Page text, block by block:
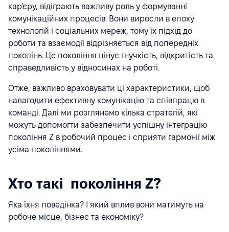
кар'єру, відіграють важливу роль у формуванні
комунікаційних процесів. Вони виросли в епоху
технологій і соціальних мереж, тому їх підхід до
роботи та взаємодії відрізняється від попередніх
поколінь. Це покоління цінує гнучкість, відкритість та
справедливість у відносинах на роботі.
Отже, важливо враховувати ці характеристики, щоб
налагодити ефективну комунікацію та співпрацю в
команді. Далі ми розглянемо кілька стратегій, які
можуть допомогти забезпечити успішну інтеграцію
покоління Z в робочий процес і сприяти гармонії між
усіма поколіннями.
Хто такі покоління Z?
Яка їхня поведінка? І який вплив вони матимуть на
робоче місце, бізнес та економіку?